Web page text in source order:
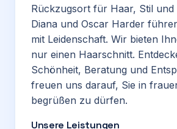
Rückzugsort für Haar, Stil und
Diana und Oscar Harder
mit Leidenschaft. Wir bieten
nur einen Haarschnitt.
Schönheit, Beratung und
freuen uns darauf, Sie in
begrüßen zu dürfen.
Unsere Leistungen